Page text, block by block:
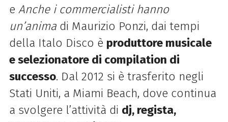
e Anche i commercialisti hanno
un’anima di Maurizio Ponzi, dai tempi
della Italo Disco è produttore musicale
e selezionatore di compilation di
successo. Dal 2012 si è trasferito negli
Stati Uniti, a Miami Beach, dove continua
a svolgere l’attività di dj, regista,